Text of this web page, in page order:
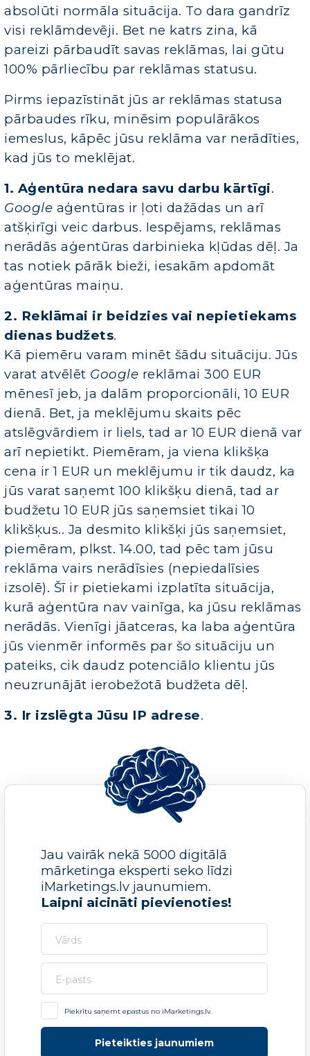
absolūti normāla situācija. To dara gandrīz
visi reklāmdevēji. Bet ne katrs zina, kā
pareizi pārbaudīt savas reklāmas, lai gūtu
100% pārliecību par reklāmas statusu.
Pirms iepazīstināt jūs ar reklāmas statusa
pārbaudes rīku, minēsim populārākos
iemeslus, kāpēc jūsu reklāma var nerādīties,
kad jūs to meklējat.
1. Aģentūra nedara savu darbu kārtīgi.
Google aģentūras ir ļoti dažādas un arī
atšķirīgi veic darbus. Iespējams, reklāmas
nerādās aģentūras darbinieka kļūdas dēļ. Ja
tas notiek pārāk bieži, iesakām apdomāt
aģentūras maiņu.
2. Reklāmai ir beidzies vai nepietiekams
dienas budžets.
Kā piemēru varam minēt šādu situāciju. Jūs
varat atvēlēt Google reklāmai 300 EUR
mēnesī jeb, ja dalām proporcionāli, 10 EUR
dienā. Bet, ja meklējumu skaits pēc
atslēgvārdiem ir liels, tad ar 10 EUR dienā var
arī nepietikt. Piemēram, ja viena klikšķa
cena ir 1 EUR un meklējumu ir tik daudz, ka
jūs varat saņemt 100 klikšķu dienā, tad ar
budžetu 10 EUR jūs saņemsiet tikai 10
klikšķus.. Ja desmito klikšķi jūs saņemsiet,
piemēram, plkst. 14.00, tad pēc tam jūsu
reklāma vairs nerādīsies (nepiedalīsies
izsolē). Šī ir pietiekami izplatīta situācija,
kurā aģentūra nav vainīga, ka jūsu reklāmas
nerādās. Vienīgi jāatceras, ka laba aģentūra
jūs vienmēr informēs par šo situāciju un
pateiks, cik daudz potenciālo klientu jūs
neuzrunājāt ierobežotā budžeta dēļ.
3. Ir izslēgta Jūsu IP adrese.
Jau vairāk nekā 5000 digitālā
mārketinga eksperti seko līdzi
iMarketings.lv jaunumiem.
Laipni aicināti pievienoties!
Piekrītu saņemt epastus no iMarketings.lv.
Pieteikties jaunumiem